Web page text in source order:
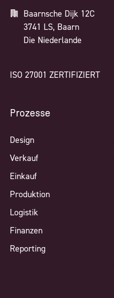
Baarnsche Dijk 12C
3741 LS, Baarn
Die Niederlande
ISO 27001 ZERTIFIZIERT
Prozesse
Design
Verkauf
Einkauf
Produktion
Logistik
Finanzen
Reporting